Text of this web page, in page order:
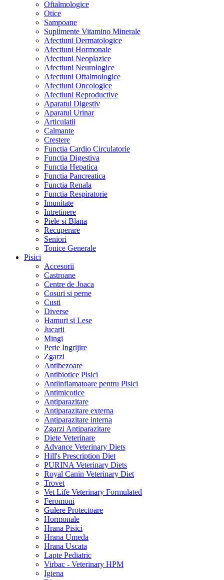
Oftalmologice
Otice
Sampoane
Suplimente Vitamino Minerale
Afectiuni Dermatologice
Afectiuni Hormonale
Afectiuni Neoplazice
Afectiuni Neurologice
Afectiuni Oftalmologice
Afectiuni Oncologice
Afectiuni Reproductive
Aparatul Digestiv
Aparatul Urinar
Articulatii
Calmante
Crestere
Functia Cardio Circulatorie
Functia Digestiva
Functia Hepatica
Functia Pancreatica
Functia Renala
Functia Respiratorie
Imunitate
Intretinere
Piele si Blana
Recuperare
Seniori
Tonice Generale
Pisici
Accesorii
Castroane
Centre de Joaca
Cosuri si perne
Custi
Diverse
Hamuri si Lese
Jucarii
Mingi
Perie Ingrijire
Zgarzi
Antibezoare
Antibiotice Pisici
Antiinflamatoare pentru Pisici
Antimicotice
Antiparazitare
Antiparazitare externa
Antiparazitare interna
Zgarzi Antiparazitare
Diete Veterinare
Advance Veterinary Diets
Hill's Prescription Diet
PURINA Veterinary Diets
Royal Canin Veterinary Diet
Trovet
Vet Life Veterinary Formulated
Feromoni
Gulere Protectoare
Hormonale
Hrana Pisici
Hrana Umeda
Hrana Uscata
Lapte Pediatric
Virbac - Veterinary HPM
Igiena